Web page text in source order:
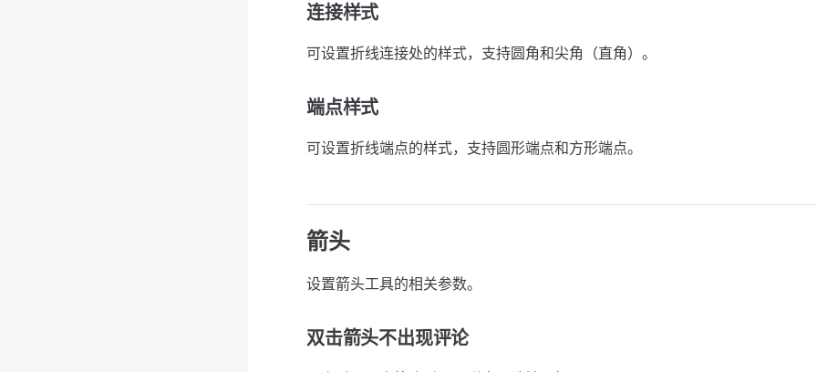
连接样式
可设置折线连接处的样式，支持圆角和尖角（直角）。
端点样式
可设置折线端点的样式，支持圆形端点和方形端点。
箭头
设置箭头工具的相关参数。
双击箭头不出现评论